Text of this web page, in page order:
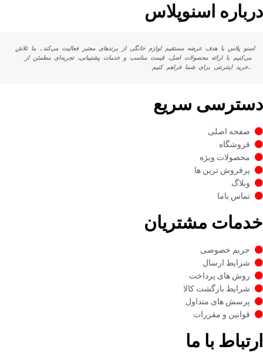
درباره اسنوپلاس
خرید اینترنتی برای شما فراهم کنیم.
دسترسی سریع
صفحه اصلی
فروشگاه
محصولات ویژه
پرفروش ترین ها
وبلاگ
تماس باما
خدمات مشتریان
حریم خصوصی
شرایط ارسال
روش های پرداخت
شرایط بازگشت کالا
پرسش های متداول
قوانین و مقررات
ارتباط با ما